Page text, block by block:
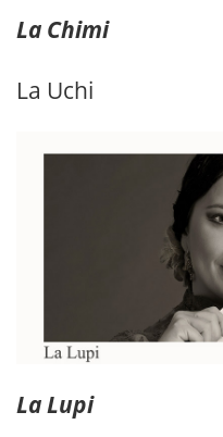
La Chimi
La Uchi
La Lupi